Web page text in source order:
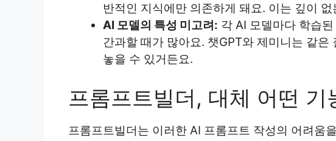
반적인 지식에만 의존하게 돼요. 이는 깊이
AI 모델의 특성 미고려: 각 AI 모델마다 학습
간과할 때가 많아요. 챗GPT와 제미니는 같
놓을 수 있거든요.
프롬프트빌더, 대체 어떤 기
프롬프트빌더는 이러한 AI 프롬프트 작성의 어려움